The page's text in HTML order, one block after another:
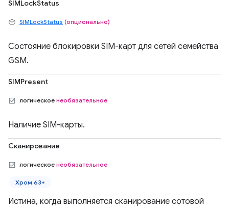
SIMLockStatus
SIMLockStatus (опционально)
Состояние блокировки SIM-карт для сетей семейства
GSM.
SIMPresent
логическое необязательное
Наличие SIM-карты.
Сканирование
логическое необязательное
Хром 63+
Истина, когда выполняется сканирование сотовой